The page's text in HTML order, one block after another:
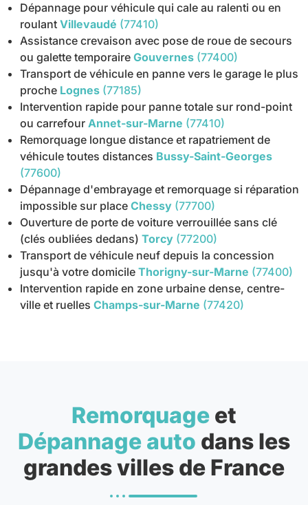
Dépannage pour véhicule qui cale au ralenti ou en
roulant Villevaudé (77410)
Assistance crevaison avec pose de roue de secours
ou galette temporaire Gouvernes (77400)
Transport de véhicule en panne vers le garage le plus
proche Lognes (77185)
Intervention rapide pour panne totale sur rond-point
ou carrefour Annet-sur-Marne (77410)
Remorquage longue distance et rapatriement de
véhicule toutes distances Bussy-Saint-Georges
(77600)
Dépannage d'embrayage et remorquage si réparation
impossible sur place Chessy (77700)
Ouverture de porte de voiture verrouillée sans clé
(clés oubliées dedans) Torcy (77200)
Transport de véhicule neuf depuis la concession
jusqu'à votre domicile Thorigny-sur-Marne (77400)
Intervention rapide en zone urbaine dense, centre-
ville et ruelles Champs-sur-Marne (77420)
Remorquage et
Dépannage auto dans les
grandes villes de France